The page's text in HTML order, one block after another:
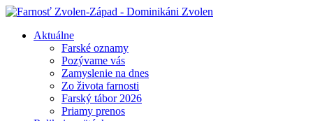
Aktuálne
Farské oznamy
Pozývame vás
Zamyslenie na dnes
Zo života farnosti
Farský tábor 2026
Priamy prenos